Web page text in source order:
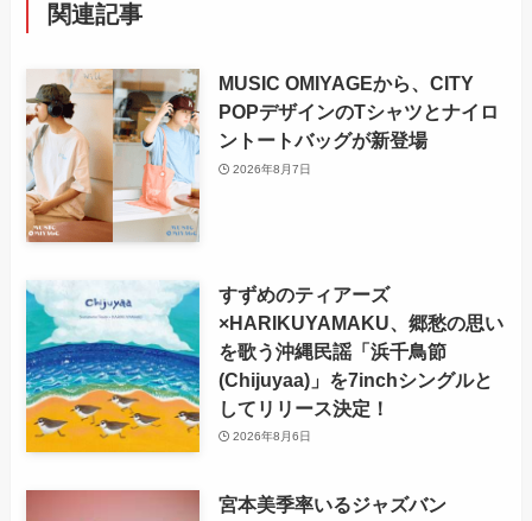
関連記事
MUSIC OMIYAGEから、CITY
POPデザインのTシャツとナイロ
ントートバッグが新登場
2026年8月7日
すずめのティアーズ
×HARIKUYAMAKU、郷愁の思い
を歌う沖縄民謡「浜千鳥節
(Chijuyaa)」を7inchシングルと
してリリース決定！
2026年8月6日
宮本美季率いるジャズバン